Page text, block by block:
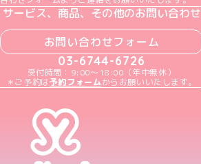
サービス、商品、その他のお問い合わせ
お問い合わせフォーム
03-6744-6726
受付時間：9:00～18:00（年中無休）
＊ご予約は予約フォームからお願いいたします。